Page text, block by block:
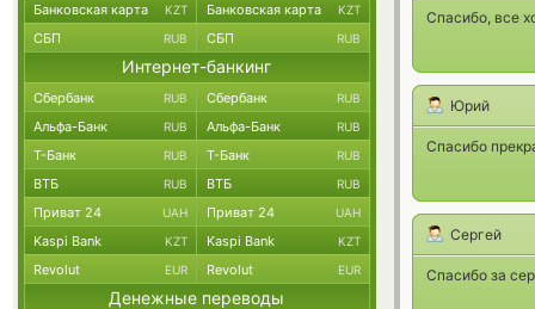
Спасибо, все
Юрий
Спасибо
Сергей
Спасибо за
Банковская карта KZT Банковская карта KZT
СБП RUB СБП RUB
Интернет-банкинг
Сбербанк RUB Сбербанк RUB
Альфа-Банк RUB Альфа-Банк RUB
Т-Банк RUB Т-Банк RUB
ВТБ RUB ВТБ RUB
Приват 24 UAH Приват 24 UAH
Kaspi Bank KZT Kaspi Bank KZT
Revolut EUR Revolut EUR
Денежные переводы